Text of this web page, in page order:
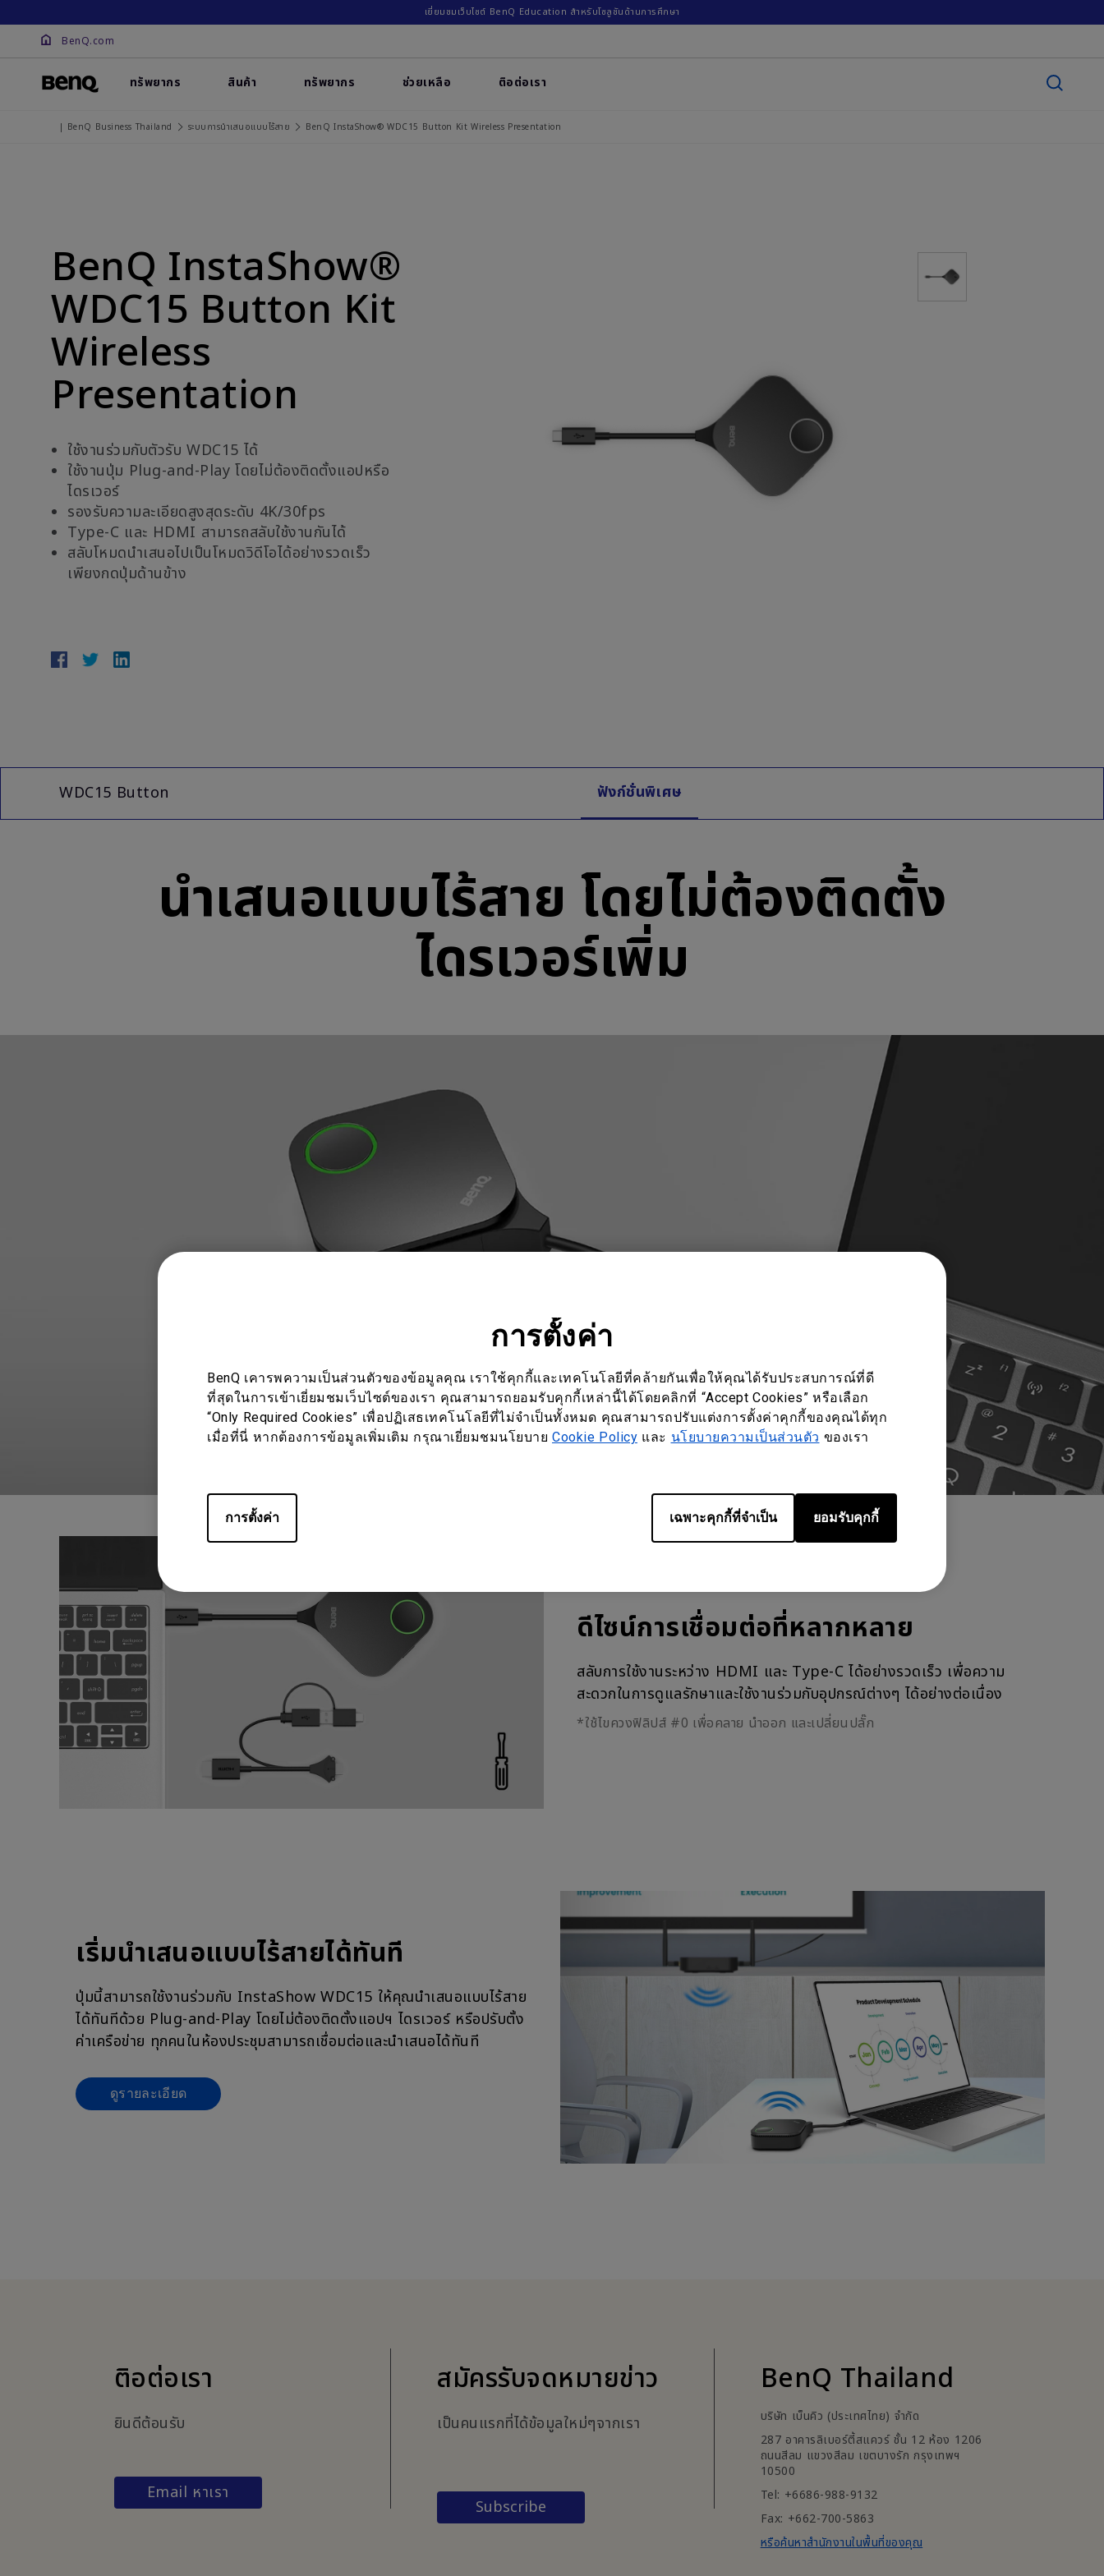
การตั้งค่า
BenQ เคารพความเป็นส่วนตัวของข้อมูลคุณ เราใช้คุกกี้และเทคโนโลยีที่คล้ายกันเพื่อให้คุณได้รับประสบการณ์ที่ดี
ที่สุดในการเข้าเยี่ยมชมเว็บไซต์ของเรา คุณสามารถยอมรับคุกกี้เหล่านี้ได้โดยคลิกที่ “Accept Cookies” หรือเลือก
“Only Required Cookies” เพื่อปฏิเสธเทคโนโลยีที่ไม่จำเป็นทั้งหมด คุณสามารถปรับแต่งการตั้งค่าคุกกี้ของคุณได้ทุก
เมื่อที่นี่ หากต้องการข้อมูลเพิ่มเติม กรุณาเยี่ยมชมนโยบาย Cookie Policy และ นโยบายความเป็นส่วนตัว ของเรา
การตั้งค่า เฉพาะคุกกี้ที่จำเป็น ยอมรับคุกกี้
เยี่ยมชมเว็บไซต์ BenQ Education สำหรับโซลูชันด้านการศึกษา
BenQ.com
ทรัพยากร สินค้า ทรัพยากร ช่วยเหลือ ติอต่อเรา
| BenQ Business Thailand ระบบการนําเสนอแบบไร้สาย BenQ InstaShow® WDC15 Button Kit Wireless Presentation
BenQ InstaShow®
WDC15 Button Kit
Wireless
Presentation
ใช้งานร่วมกับตัวรับ WDC15 ได้
ใช้งานปุ่ม Plug-and-Play โดยไม่ต้องติดตั้งแอปหรือ
ไดรเวอร์
รองรับความละเอียดสูงสุดระดับ 4K/30fps
Type-C และ HDMI สามารถสลับใช้งานกันได้
สลับโหมดนำเสนอไปเป็นโหมดวิดีโอได้อย่างรวดเร็ว
เพียงกดปุ่มด้านข้าง
WDC15 Button ฟังก์ชั่นพิเศษ
นำเสนอแบบไร้สาย โดยไม่ต้องติดตั้ง
ไดรเวอร์เพิ่ม
ดีไซน์การเชื่อมต่อที่หลากหลาย
สลับการใช้งานระหว่าง HDMI และ Type-C ได้อย่างรวดเร็ว เพื่อความ
สะดวกในการดูแลรักษาและใช้งานร่วมกับอุปกรณ์ต่างๆ ได้อย่างต่อเนื่อง
*ใช้ไขควงฟิลิปส์ #0 เพื่อคลาย นำออก และเปลี่ยนปลั๊ก
เริ่มนำเสนอแบบไร้สายได้ทันที
ปุ่มนี้สามารถใช้งานร่วมกับ InstaShow WDC15 ให้คุณนำเสนอแบบไร้สาย
ได้ทันทีด้วย Plug-and-Play โดยไม่ต้องติดตั้งแอปฯ ไดรเวอร์ หรือปรับตั้ง
ค่าเครือข่าย ทุกคนในห้องประชุมสามารถเชื่อมต่อและนำเสนอได้ทันที
ดูรายละเอียด
ติอต่อเรา
ยินดีต้อนรับ
Email หาเรา
สมัครรับจดหมายข่าว
เป็นคนแรกที่ได้ข้อมูลใหม่ๆจากเรา
Subscribe
BenQ Thailand
บริษัท เบ็นคิว (ประเทศไทย) จำกัด
287 อาคารลิเบอร์ตี้สแควร์ ชั้น 12 ห้อง 1206
ถนนสีลม แขวงสีลม เขตบางรัก กรุงเทพฯ
10500
Tel: +6686-988-9132
Fax: +662-700-5863
หรือค้นหาสำนักงานในพื้นที่ของคุณ